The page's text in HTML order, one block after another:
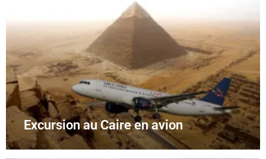
Excursion au Caire en avion